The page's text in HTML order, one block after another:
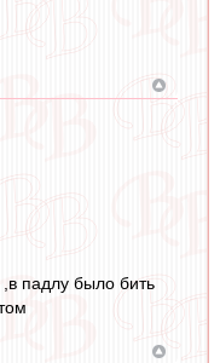
падлу было бить